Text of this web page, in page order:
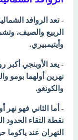
- تعد الروافد
الربيع والصيف،
وأيتيمبيري.
- يعد الأوبنجي أكبر
نهرين أولهما بومو
والكونغو.
- أما الثاني فهو نهر
نقطة التقاء الحدود
النهران عند